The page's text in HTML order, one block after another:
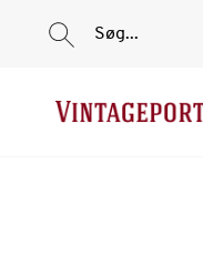
Søg...